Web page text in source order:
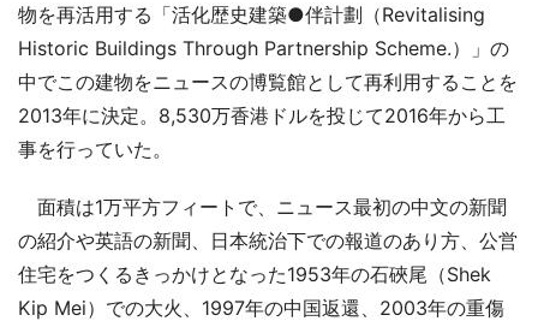
物を再活用する「活化歴史建築●伴計劃（Revitalising
Historic Buildings Through Partnership Scheme.）」の
中でこの建物をニュースの博覧館として再利用することを
2013年に決定。8,530万香港ドルを投じて2016年から工
事を行っていた。
面積は1万平方フィートで、ニュース最初の中文の新聞
の紹介や英語の新聞、日本統治下での報道のあり方、公営
住宅をつくるきっかけとなった1953年の石硤尾（Shek
Kip Mei）での大火、1997年の中国返還、2003年の重傷